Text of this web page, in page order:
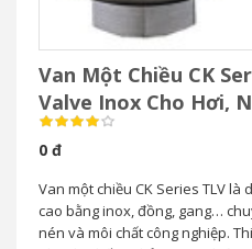
Van Một Chiều CK
Valve Inox Cho Hơi,
0 đ
Van một chiều CK Series TLV
cao bằng inox, đồng, gang…
nén và môi chất công nghiệp.